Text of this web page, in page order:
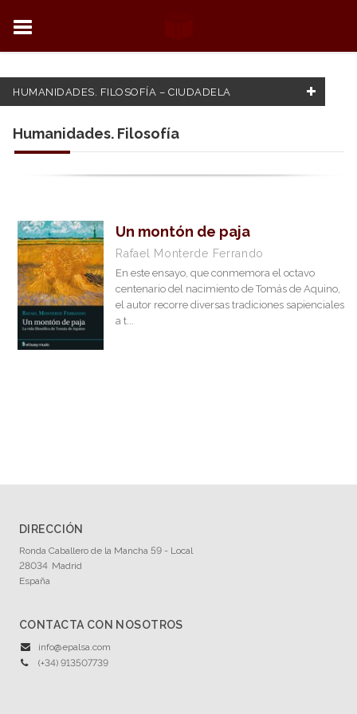
HUMANIDADES. FILOSOFÍA – CIUDADELA
FILTRADO POR:
Actualidad
Biografías. Histórica
Desarrollo personal
Educación y Familia
Ensayo
Novela
NUESTRAS COLECCIONES
CATÁLOGOS PDF
Humanidades. Filosofía
Un montón de paja
Rafael Monterde Ferrando
En este ensayo, que conmemora el octavo
centenario del nacimiento de Tomás de Aquino,
el autor recorre diversas tradiciones sapienciales
a t...
DIRECCIÓN
Ronda Caballero de la Mancha 59 - Local
28034 Madrid
España
CONTACTA CON NOSOTROS
info@epalsa.com
(+34) 913507739